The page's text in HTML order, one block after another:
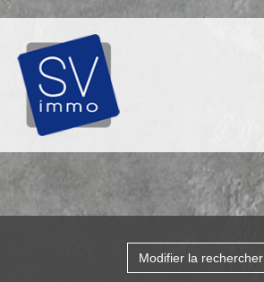
Modifier la rechercher